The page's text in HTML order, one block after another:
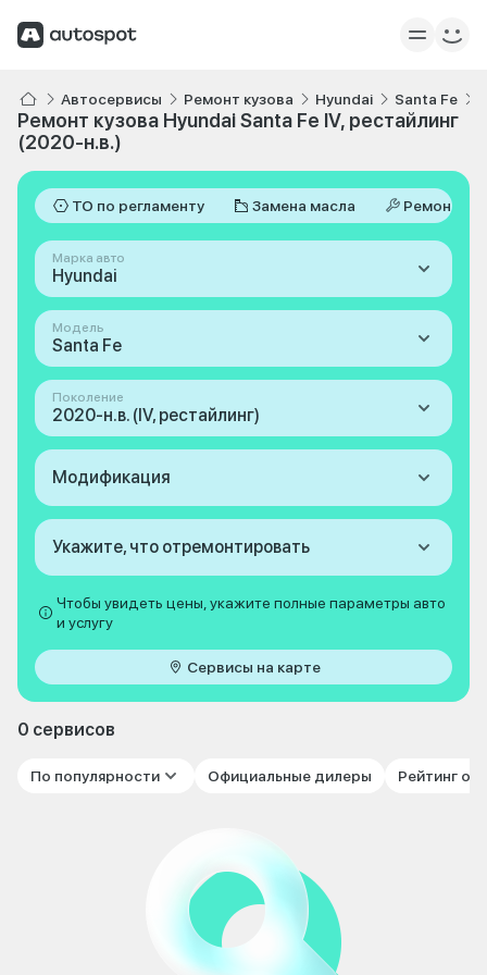
Автосервисы Ремонт кузова Hyundai Santa Fe
Ремонт кузова Hyundai Santa Fe IV, рестайлинг
(2020-н.в.)
ТО по регламенту Замена масла Ремонт
Марка авто
Hyundai
Модель
Santa Fe
Поколение
2020-н.в. (IV, рестайлинг)
Модификация
Укажите, что отремонтировать
Чтобы увидеть цены, укажите полные параметры авто
и услугу
Сервисы на карте
0 сервисов
По популярности Официальные дилеры Рейтинг